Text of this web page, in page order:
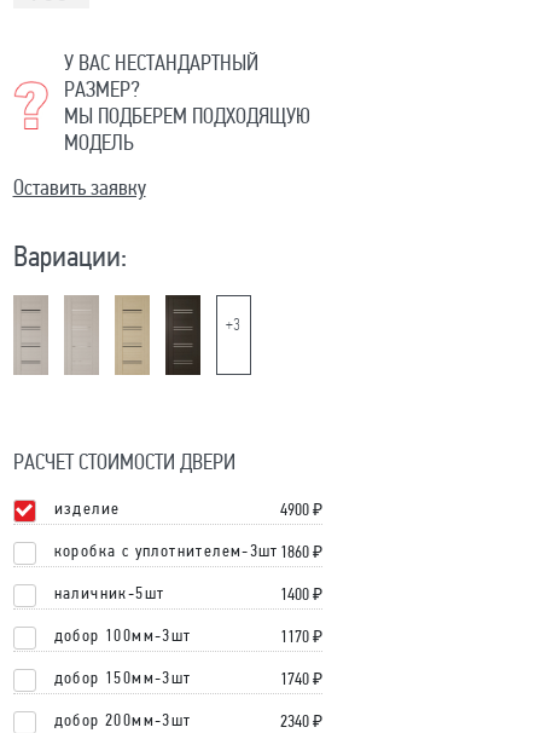
У ВАС НЕСТАНДАРТНЫЙ
РАЗМЕР?
МЫ ПОДБЕРЕМ ПОДХОДЯЩУЮ
МОДЕЛЬ
Оставить заявку
Вариации:
+3
РАСЧЕТ СТОИМОСТИ ДВЕРИ
изделие 4900₽
коробка с уплотнителем-3шт 1860 ₽
наличник-5шт 1400 ₽
добор 100мм-3шт 1170 ₽
добор 150мм-3шт 1740 ₽
добор 200мм-3шт 2340 ₽